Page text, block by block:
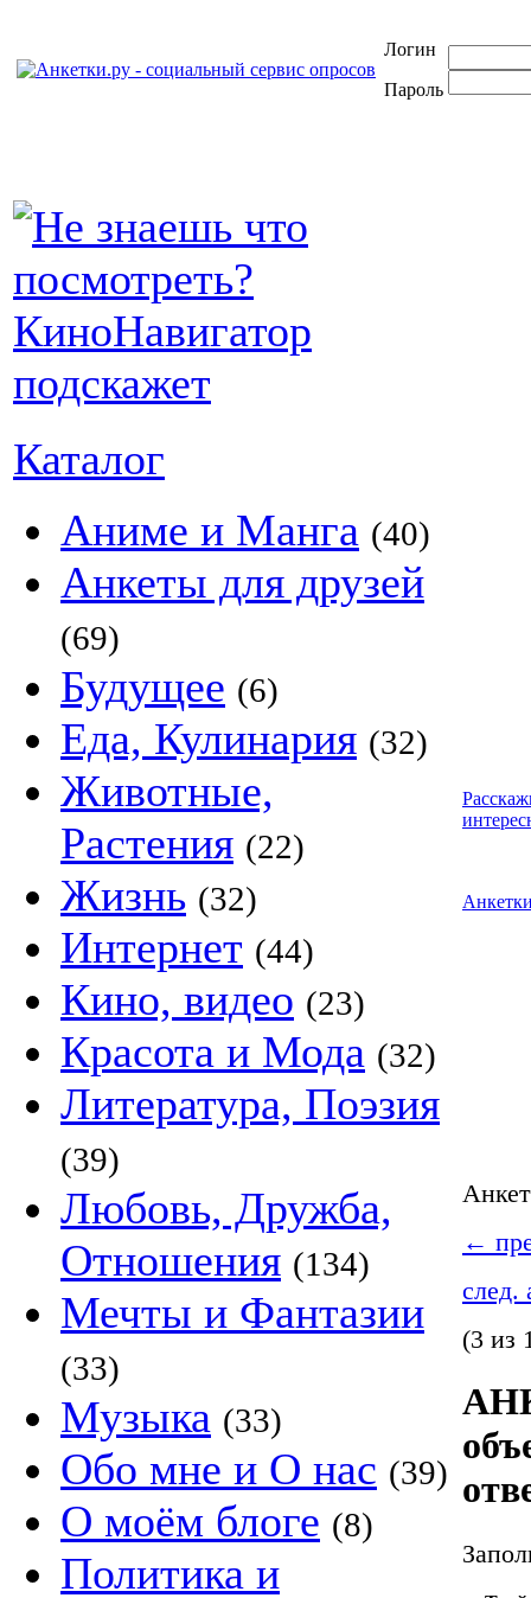
Логин
Пароль
Каталог
Аниме и Манга (40)
Анкеты для друзей
(69)
Будущее (6)
Еда, Кулинария (32)
Животные,
Растения (22)
Жизнь (32)
Интернет (44)
Кино, видео (23)
Красота и Мода (32)
Литература, Поэзия
(39)
Любовь, Дружба,
Отношения (134)
Мечты и Фантазии
(33)
Музыка (33)
Обо мне и О нас (39)
О моём блоге (8)
Политика и
←
след.
(3 из